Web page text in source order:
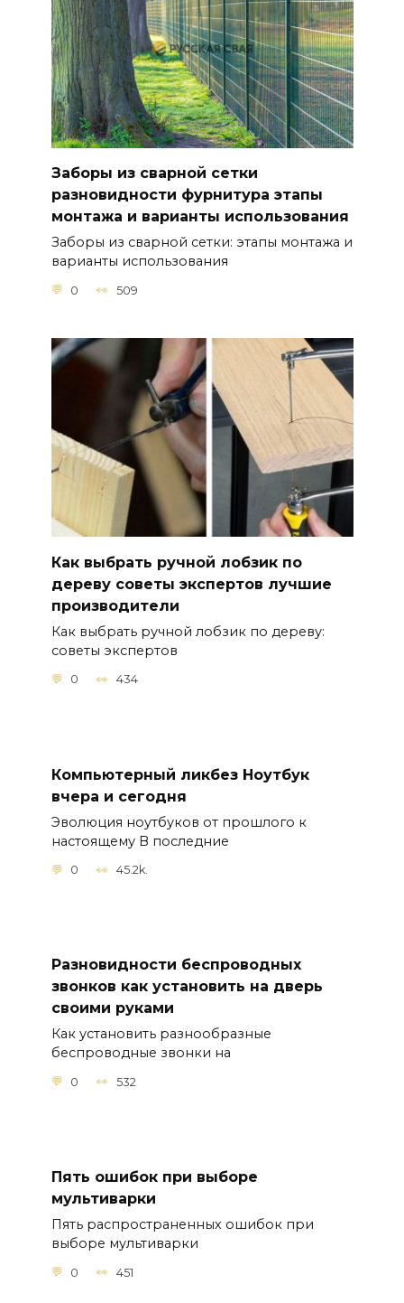
Заборы из сварной сетки
разновидности фурнитура этапы
монтажа и варианты использования
Заборы из сварной сетки: этапы монтажа и
варианты использования
0 509
Как выбрать ручной лобзик по
дереву советы экспертов лучшие
производители
Как выбрать ручной лобзик по дереву:
советы экспертов
0 434
Компьютерный ликбез Ноутбук
вчера и сегодня
Эволюция ноутбуков от прошлого к
настоящему В последние
0 45.2k.
Разновидности беспроводных
звонков как установить на дверь
своими руками
Как установить разнообразные
беспроводные звонки на
0 532
Пять ошибок при выборе
мультиварки
Пять распространенных ошибок при
выборе мультиварки
0 451